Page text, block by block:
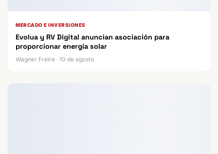
MERCADO E INVERSIONES
Evolua y RV Digital anuncian asociación para
proporcionar energía solar
Wagner Freire · 10 de agosto